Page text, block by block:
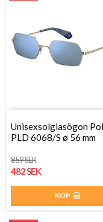
Unisexsolglasögon
PLD 6068/S ø 56 mm
859 SEK
482 SEK
KÖP